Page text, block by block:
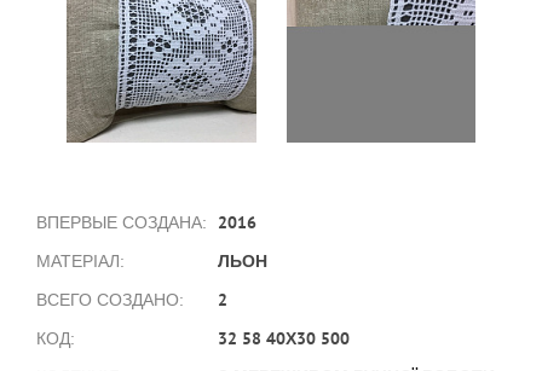
ВПЕРВЫЕ СОЗДАНА: 2016
МАТЕРІАЛ: ЛЬОН
ВСЕГО СОЗДАНО: 2
КОД: 32 58 40Х30 500